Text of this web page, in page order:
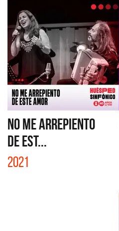
NO ME ARREPIENTO
DE EST...
2021